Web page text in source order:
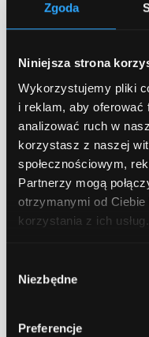
Zgoda
Niniejsza strona
Wykorzystujemy pliki
i reklam, aby oferować
analizować ruch w
korzystasz z naszej
społecznościowym,
Partnerzy mogą
otrzymanymi od
korzystania z ich usług.
zgody
Niezbędne
Preferencje
bazy danych
zapewniając
skalowalność
tester,
aplikacji w
Wychwytuje
DevOps
infrastruktury
(ciągłej
stabilność